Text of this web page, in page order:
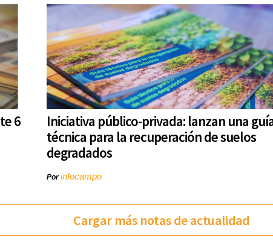
6
Iniciativa público-privada: lanzan una
técnica para la recuperación de suelos
degradados
Porinfocampo
Cargar más notas de actualidad